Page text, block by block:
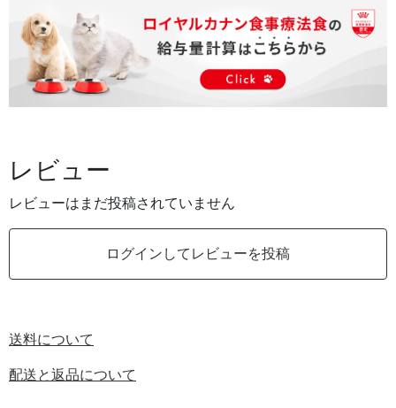
レビュー
レビューはまだ投稿されていません
ログインしてレビューを投稿
送料について
配送と返品について